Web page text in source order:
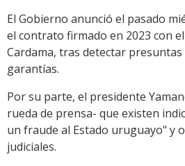
El Gobierno anunció el pasado
el contrato firmado en 2023 con
Cardama, tras detectar
garantías.
Por su parte, el presidente
rueda de prensa- que existen
un fraude al Estado uruguayo" y
judiciales.